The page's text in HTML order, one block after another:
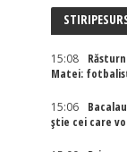
15:08
Matei:
15:06
știe cei care